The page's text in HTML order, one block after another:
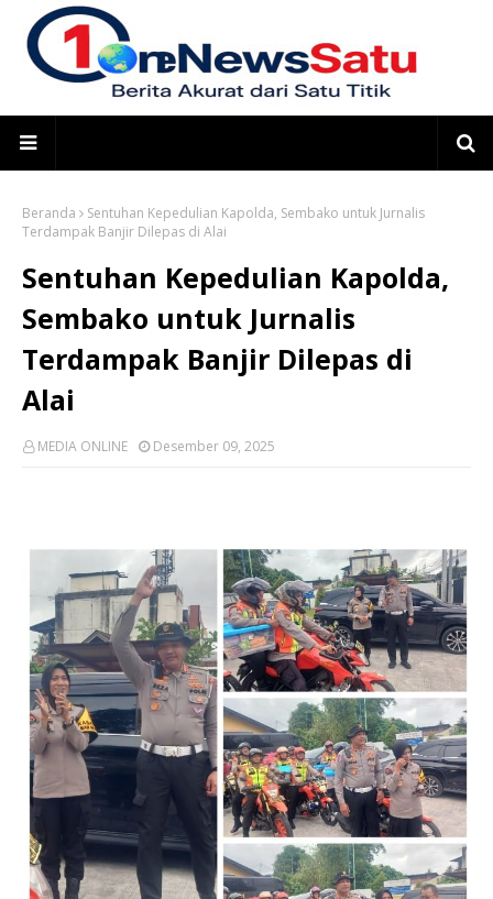
Beranda
Sentuhan Kepedulian Kapolda, Sembako untuk Jurnalis
Terdampak Banjir Dilepas di Alai
Sentuhan Kepedulian Kapolda,
Sembako untuk Jurnalis
Terdampak Banjir Dilepas di
Alai
MEDIA ONLINE Desember 09, 2025